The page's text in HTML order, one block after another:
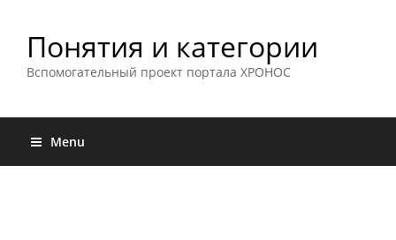
Понятия и категории
Вспомогательный проект портала ХРОНОС
Menu